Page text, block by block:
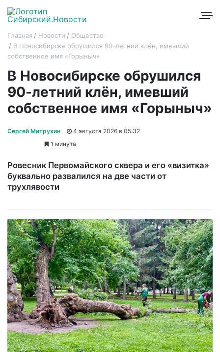
Главная Новости
Общество
В Новосибирске обрушился 90-летний клён, имевший
собственное имя «Горыныч»
В Новосибирске обрушился
90-летний клён, имевший
собственное имя «Горыныч»
Сергей Митрухин
4 августа 2026 в 05:32
1 минута
Ровесник Первомайского сквера и его «визитка»
буквально развалился на две части от
трухлявости